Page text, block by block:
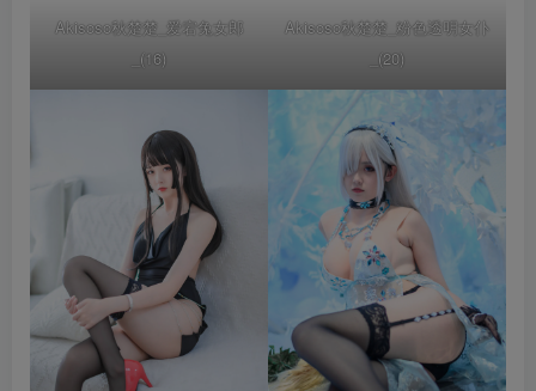
Akisoso秋楚楚_爱宕兔女郎
_(16)
Akisoso秋楚楚_粉色透明女仆
_(20)